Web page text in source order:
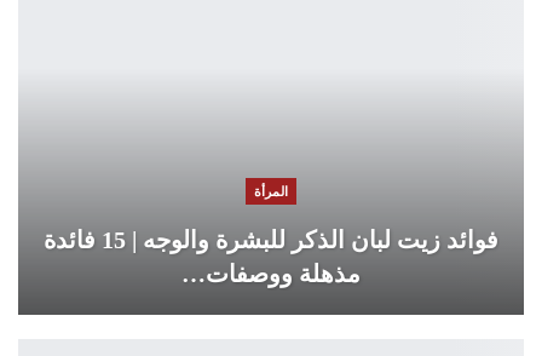
المرأة
فوائد زيت لبان الذكر للبشرة والوجه | 15 فائدة
مذهلة ووصفات…